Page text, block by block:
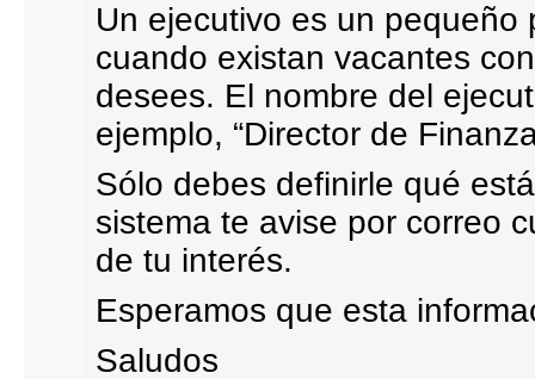
Un ejecutivo es un pequeño
cuando existan vacantes
desees. El nombre del
ejemplo, “Director de
Sólo debes definirle qué
sistema te avise por correo
de tu interés.
Esperamos que esta
Saludos